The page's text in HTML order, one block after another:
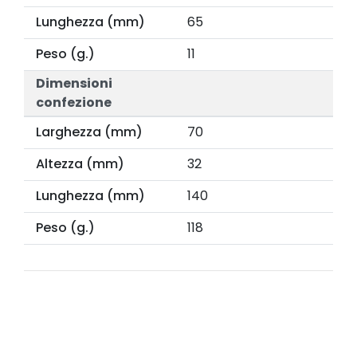
Lunghezza (mm)
65
Peso (g.)
11
Dimensioni
confezione
Larghezza (mm)
70
Altezza (mm)
32
Lunghezza (mm)
140
Peso (g.)
118